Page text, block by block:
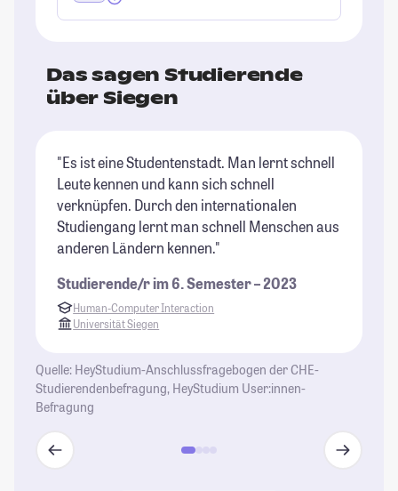
Das sagen Studierende
über Siegen
"Es ist eine Studentenstadt. Man lernt schnell
Leute kennen und kann sich schnell
verknüpfen. Durch den internationalen
Studiengang lernt man schnell Menschen aus
anderen Ländern kennen."
Studierende/r im 6. Semester – 2023
Human-Computer Interaction
Universität Siegen
Quelle: HeyStudium-Anschlussfragebogen der CHE-
Studierendenbefragung, HeyStudium User:innen-
Befragung